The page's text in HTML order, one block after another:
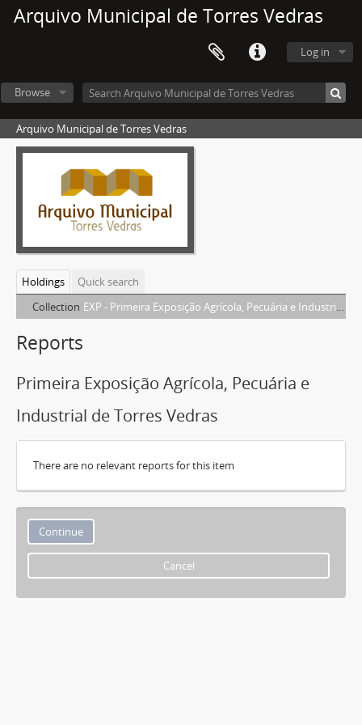
Arquivo Municipal de Torres Vedras
Log in
Browse
Arquivo Municipal de Torres Vedras
Holdings
Quick search
Collection EXP - Primeira Exposição Agrícola, Pecuária e Industrial de Torres Vedras
Reports
Primeira Exposição Agrícola, Pecuária e
Industrial de Torres Vedras
There are no relevant reports for this item
Cancel